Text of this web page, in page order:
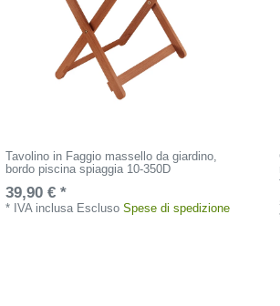
Tavolino in Faggio massello da giardino,
bordo piscina spiaggia 10-350D
39,90 € *
* IVA inclusaEsclusoSpese di spedizione